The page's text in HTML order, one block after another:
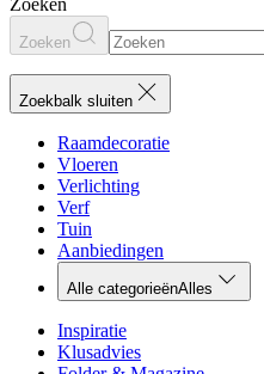
Zoeken
Zoeken
Zoekbalk sluiten
Raamdecoratie
Vloeren
Verlichting
Verf
Tuin
Aanbiedingen
Alle categorieënAlles
Inspiratie
Klusadvies